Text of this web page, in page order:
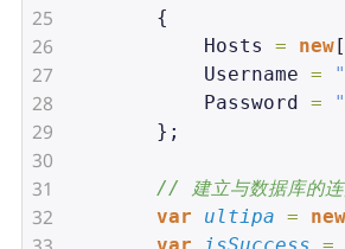
25
        {
26 Hosts = new
27 Username =
28 Password =
29
        };
30
31
// 建立与数据库的
32 var ultipa = new